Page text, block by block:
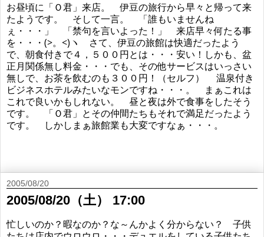
お昼頃に「Ｏ君」来店。 伊豆の旅行から早々と帰って来
たようです。 そして一言。 「誰もいませんね
ぇ・・・」 「禁句を言いよった！」 来店早々何たる事
を・・・(>。<)ヽ さて、伊豆の旅館は快適だったよう
で、朝食付きで４，５００円とは・・・安い！しかも、盆
正月関係無し料金・・・でも、その他サービスはいっさい
無しで、お茶を飲むのも３００円！（セルフ） 温泉付き
ビジネスホテルみたいなモンですね・・・。 まぁこれは
これで良いかもしれない。 昼と夜は外で食事をしたそう
です。 「Ｏ君」とその仲間たちもそれで満足だったよう
です。 しかしまぁ旅館業も大変ですなぁ・・・。
2005/08/20
2005/08/20（土） 17:00
忙しいのか？暇なのか？な～んかよく分からない？ 子供